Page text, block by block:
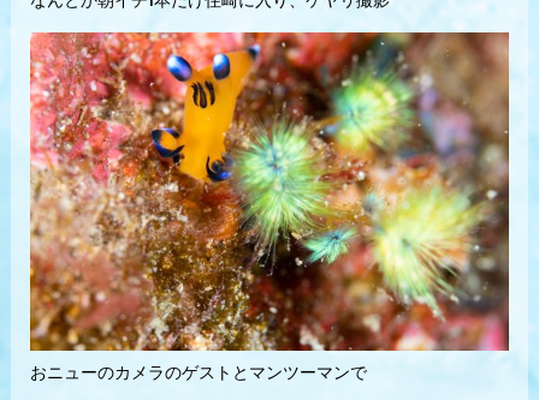
おニューのカメラのゲストとマンツーマンで